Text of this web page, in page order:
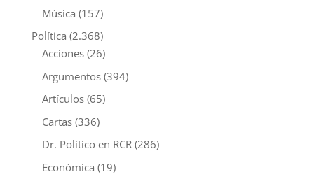
Música (157)
Política (2.368)
Acciones(26)
Argumentos(394)
Artículos(65)
Cartas(336)
Dr. Político en RCR(286)
Económica (19)